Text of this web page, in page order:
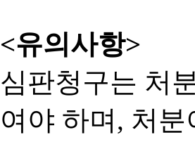
<유의사항>
심판청구는 처
여야 하며, 처